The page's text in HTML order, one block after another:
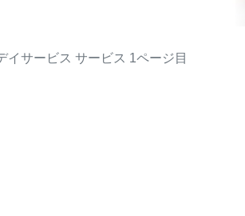
イサービス サービス 1ページ目